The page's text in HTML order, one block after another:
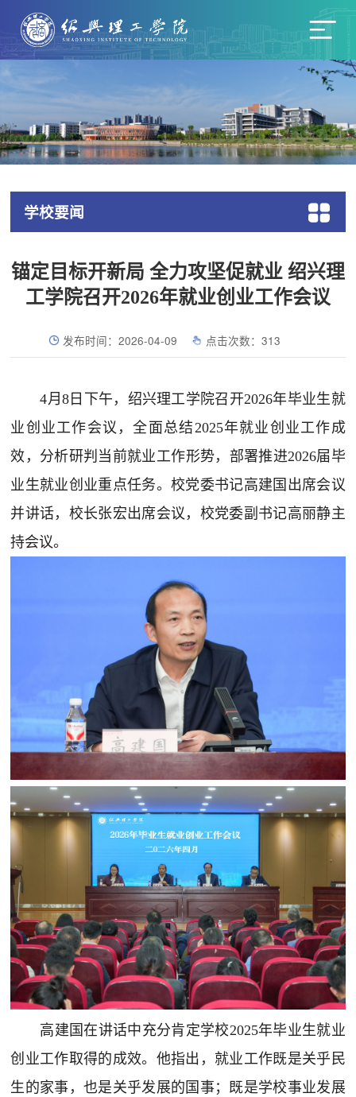
学校要闻
锚定目标开新局 全力攻坚促就业 绍兴理
工学院召开2026年就业创业工作会议
发布时间：2026-04-09 点击次数：313
4月8日下午，绍兴理工学院召开2026年毕业生就
业创业工作会议，全面总结2025年就业创业工作成
效，分析研判当前就业工作形势，部署推进2026届毕
业生就业创业重点任务。校党委书记高建国出席会议
并讲话，校长张宏出席会议，校党委副书记高丽静主
持会议。
高建国在讲话中充分肯定学校2025年毕业生就业
创业工作取得的成效。他指出，就业工作既是关乎民
生的家事，也是关乎发展的国事；既是学校事业发展